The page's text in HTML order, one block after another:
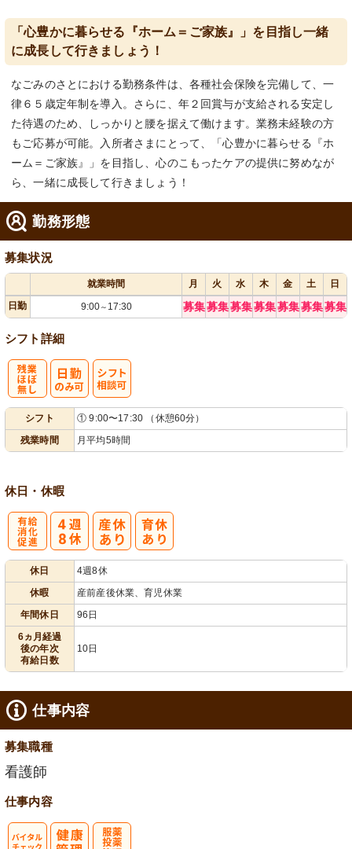
「心豊かに暮らせる『ホーム＝ご家族』」を目指し一緒
に成長して行きましょう！
なごみのさとにおける勤務条件は、各種社会保険を完備して、一
律６５歳定年制を導入。さらに、年２回賞与が支給される安定し
た待遇のため、しっかりと腰を据えて働けます。業務未経験の方
もご応募が可能。入所者さまにとって、「心豊かに暮らせる『ホ
ーム＝ご家族』」を目指し、心のこもったケアの提供に努めなが
ら、一緒に成長して行きましょう！
勤務形態
募集状況
就業時間 月 火 水 木 金 土
日
日勤
9:00～ 17:30 募集募集募集募集募集募集募集
シフト詳細
シフト
① 9:00〜17:30 （休憩60分）
残業時間
月平均5時間
休日・休暇
休日
4週8休
休暇
産前産後休業、育児休業
年間休日
96日
6ヵ月経過
後の年次
有給日数
10日
仕事内容
募集職種
看護師
仕事内容